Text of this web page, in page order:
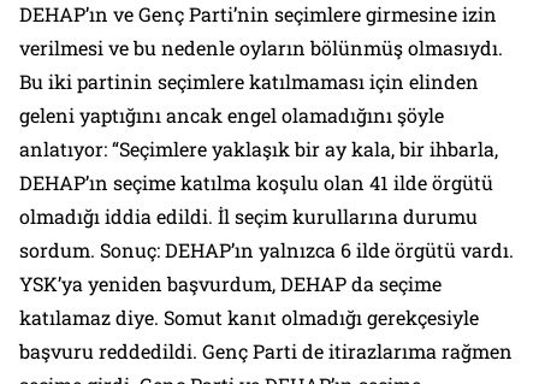
DEHAP’ın ve Genç Parti’nin seçimlere girmesine izin
verilmesi ve bu nedenle oyların bölünmüş olmasıydı.
Bu iki partinin seçimlere katılmaması için elinden
geleni yaptığını ancak engel olamadığını şöyle
anlatıyor: “Seçimlere yaklaşık bir ay kala, bir ihbarla,
DEHAP’ın seçime katılma koşulu olan 41 ilde örgütü
olmadığı iddia edildi. İl seçim kurullarına durumu
sordum. Sonuç: DEHAP’ın yalnızca 6 ilde örgütü vardı.
YSK’ya yeniden başvurdum, DEHAP da seçime
katılamaz diye. Somut kanıt olmadığı gerekçesiyle
başvuru reddedildi. Genç Parti de itirazlarıma rağmen